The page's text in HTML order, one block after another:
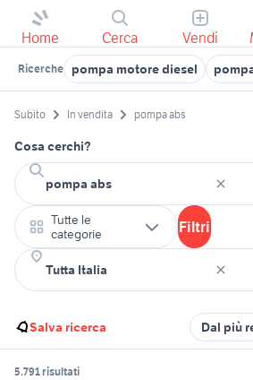
Home Cerca Vendi
Ricerche pompa motore diesel
Subito In vendita pompa abs
Cosa cerchi?
Tutte le
categorie
Filtri
Salva ricerca Dal più
5.791 risultati